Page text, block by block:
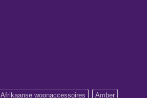
Afrikaanse woonaccessoires Amber